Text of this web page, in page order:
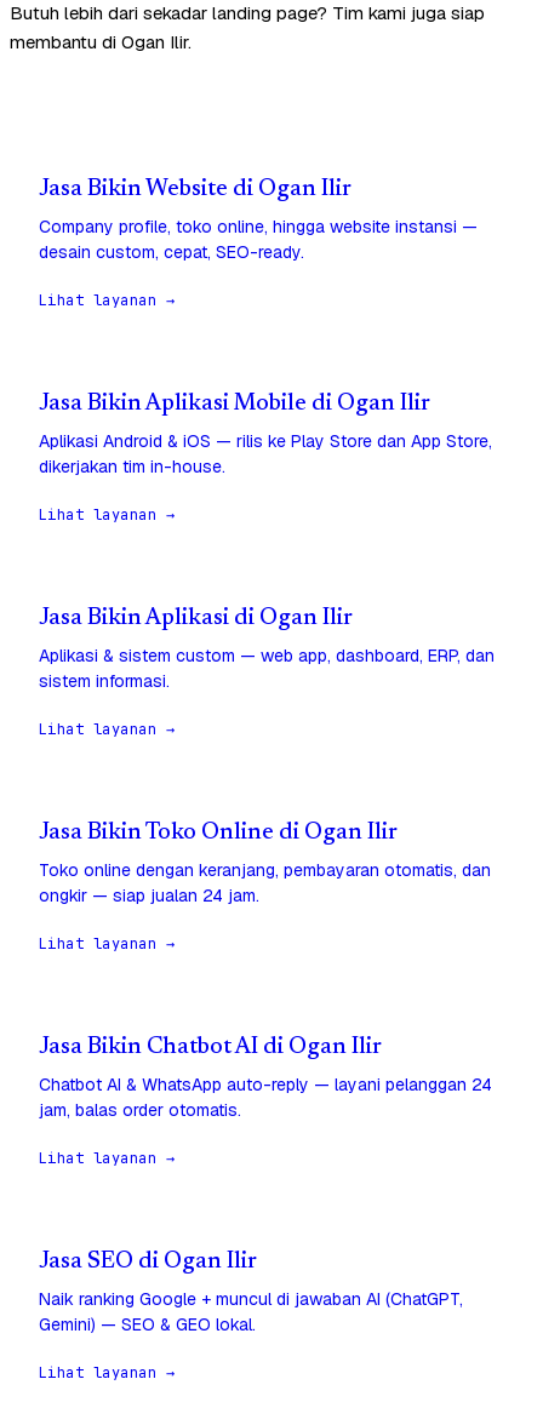
Butuh lebih dari sekadar landing page? Tim kami juga siap
membantu di Ogan Ilir.
Jasa Bikin Website di Ogan Ilir
Company profile, toko online, hingga website instansi —
desain custom, cepat, SEO-ready.
Lihat layanan →
Jasa Bikin Aplikasi Mobile di Ogan Ilir
Aplikasi Android & iOS — rilis ke Play Store dan App Store,
dikerjakan tim in-house.
Lihat layanan →
Jasa Bikin Aplikasi di Ogan Ilir
Aplikasi & sistem custom — web app, dashboard, ERP, dan
sistem informasi.
Lihat layanan →
Jasa Bikin Toko Online di Ogan Ilir
Toko online dengan keranjang, pembayaran otomatis, dan
ongkir — siap jualan 24 jam.
Lihat layanan →
Jasa Bikin Chatbot AI di Ogan Ilir
Chatbot AI & WhatsApp auto-reply — layani pelanggan 24
jam, balas order otomatis.
Lihat layanan →
Jasa SEO di Ogan Ilir
Naik ranking Google + muncul di jawaban AI (ChatGPT,
Gemini) — SEO & GEO lokal.
Lihat layanan →